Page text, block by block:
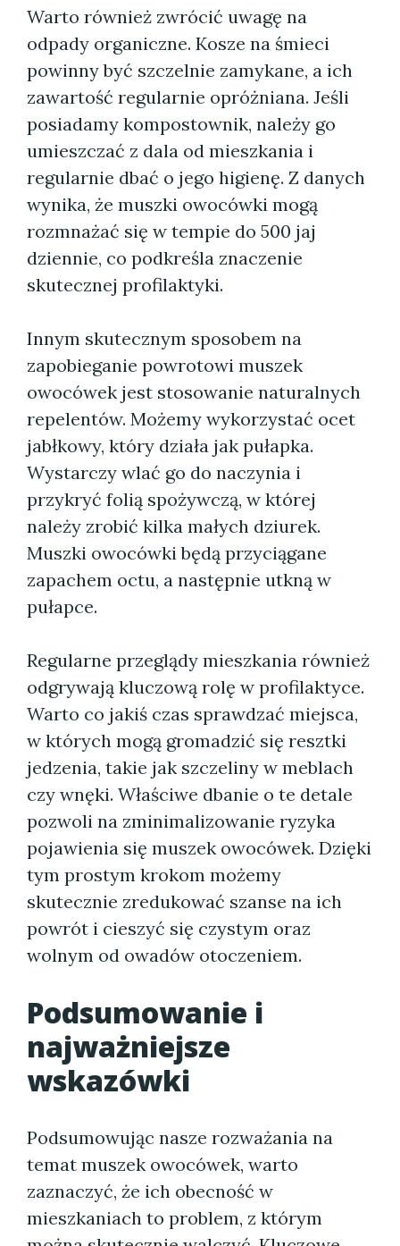
Warto również zwrócić uwagę na
odpady organiczne. Kosze na śmieci
powinny być szczelnie zamykane, a ich
zawartość regularnie opróżniana. Jeśli
posiadamy kompostownik, należy go
umieszczać z dala od mieszkania i
regularnie dbać o jego higienę. Z danych
wynika, że muszki owocówki mogą
rozmnażać się w tempie do 500 jaj
dziennie, co podkreśla znaczenie
skutecznej profilaktyki.
Innym skutecznym sposobem na
zapobieganie powrotowi muszek
owocówek jest stosowanie naturalnych
repelentów. Możemy wykorzystać ocet
jabłkowy, który działa jak pułapka.
Wystarczy wlać go do naczynia i
przykryć folią spożywczą, w której
należy zrobić kilka małych dziurek.
Muszki owocówki będą przyciągane
zapachem octu, a następnie utkną w
pułapce.
Regularne przeglądy mieszkania również
odgrywają kluczową rolę w profilaktyce.
Warto co jakiś czas sprawdzać miejsca,
w których mogą gromadzić się resztki
jedzenia, takie jak szczeliny w meblach
czy wnęki. Właściwe dbanie o te detale
pozwoli na zminimalizowanie ryzyka
pojawienia się muszek owocówek. Dzięki
tym prostym krokom możemy
skutecznie zredukować szanse na ich
powrót i cieszyć się czystym oraz
wolnym od owadów otoczeniem.
Podsumowanie i
najważniejsze
wskazówki
Podsumowując nasze rozważania na
temat muszek owocówek, warto
zaznaczyć, że ich obecność w
mieszkaniach to problem, z którym